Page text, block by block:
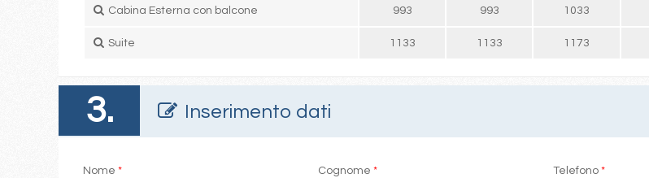
Cabina Esterna con balcone 993 993 1033
Suite 1133 1133 1173
3. Inserimento dati
Nome * Cognome * Telefono *